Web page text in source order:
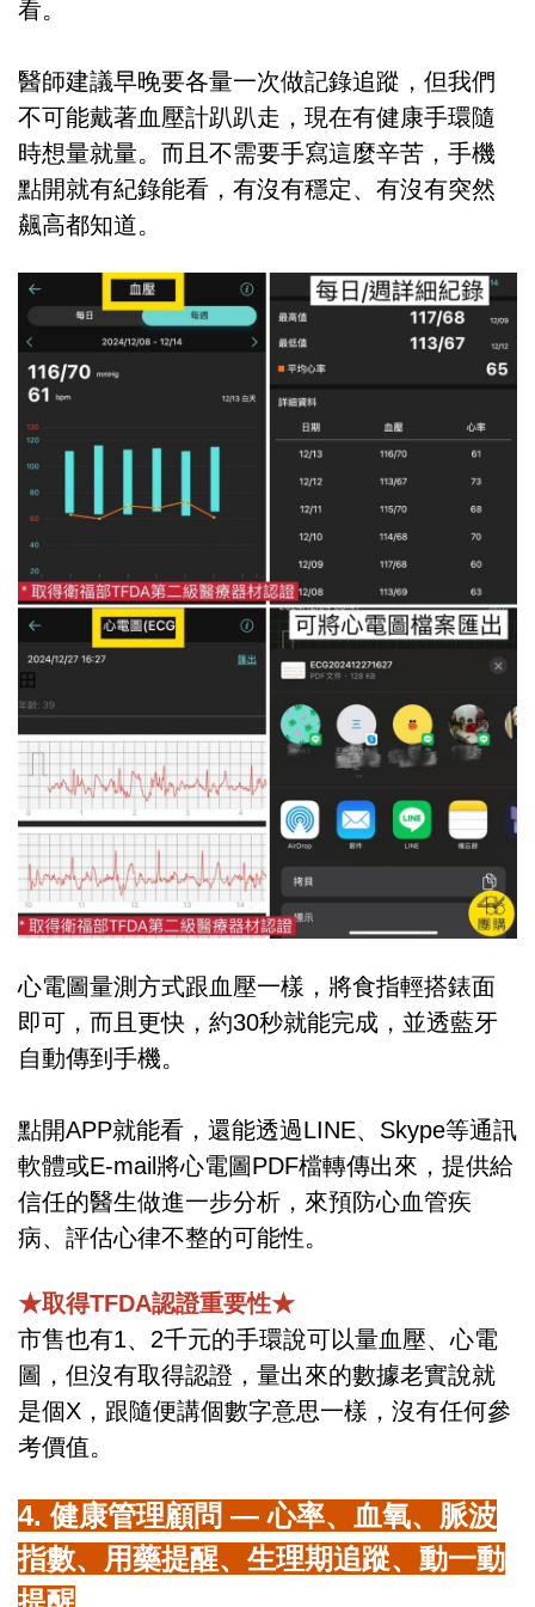
看。
醫師建議早晚要各量一次做記錄追蹤，但我們
不可能戴著血壓計趴趴走，現在有健康手環隨
時想量就量。而且不需要手寫這麼辛苦，手機
點開就有紀錄能看，有沒有穩定、有沒有突然
飆高都知道。
心電圖量測方式跟血壓一樣，將食指輕搭錶面
即可，而且更快，約30秒就能完成，並透藍牙
自動傳到手機。
點開APP就能看，還能透過LINE、Skype等通訊
軟體或E-mail將心電圖PDF檔轉傳出來，提供給
信任的醫生做進一步分析，來預防心血管疾
病、評估心律不整的可能性。
★取得TFDA認證重要性★
市售也有1、2千元的手環說可以量血壓、心電
圖，但沒有取得認證，量出來的數據老實說就
是個X，跟隨便講個數字意思一樣，沒有任何參
考價值。
4. 健康管理顧問 — 心率、血氧、脈波
指數、用藥提醒、生理期追蹤、動一動